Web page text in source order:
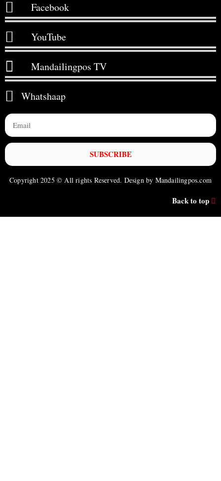
Facebook
YouTube
Mandailingpos TV
Whatshaap
SUBSCRIBE
Copyright 2025 © All rights Reserved. Design by Mandailingpos.com
Back to top